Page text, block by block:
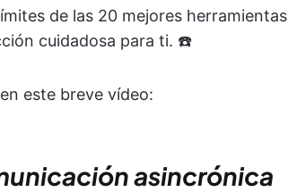
de las 20 mejores herramientas
cuidadosa para ti. ☎️
este breve vídeo:
asincrónica